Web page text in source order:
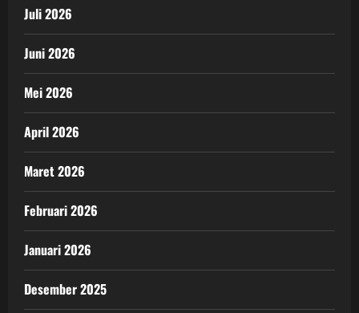
Juli 2026
Juni 2026
Mei 2026
April 2026
Maret 2026
Februari 2026
Januari 2026
Desember 2025